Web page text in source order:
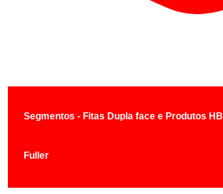
Segmentos - Fitas Dupla face e Produtos HB
Fuller